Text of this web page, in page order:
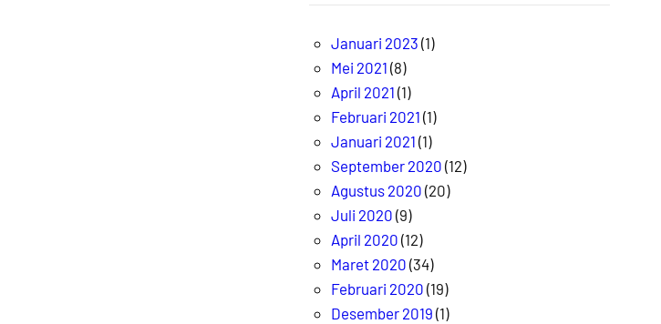
Januari 2023 (1)
Mei 2021 (8)
April 2021 (1)
Februari 2021 (1)
Januari 2021 (1)
September 2020 (12)
Agustus 2020 (20)
Juli 2020 (9)
April 2020 (12)
Maret 2020 (34)
Februari 2020 (19)
Desember 2019 (1)